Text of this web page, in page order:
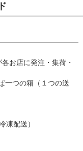
お店に発注・集荷・
一つの箱（１つの送
凍配送）